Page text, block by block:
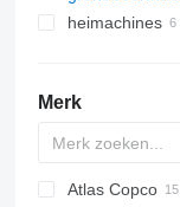
heimachines
Merk
Atlas Copco